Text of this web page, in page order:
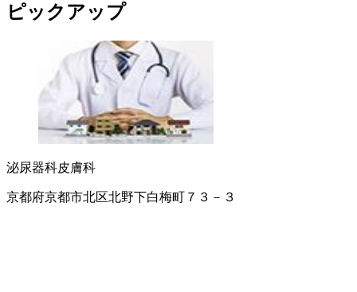
ピックアップ
泌尿器科皮膚科
京都府京都市北区北野下白梅町７３－３